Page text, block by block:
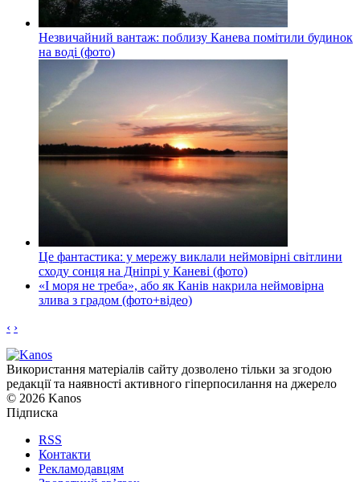
Незвичайний вантаж: поблизу Канева помітили будинок
на воді (фото)
Це фантастика: у мережу виклали неймовірні світлини
сходу сонця на Дніпрі у Каневі (фото)
«І моря не треба», або як Канів накрила неймовірна
злива з градом (фото+відео)
‹ ›
Використання матеріалів сайту дозволено тільки за згодою
редакції та наявності активного гіперпосилання на джерело
© 2026 Kanos
Підписка
RSS
Контакти
Рекламодавцям